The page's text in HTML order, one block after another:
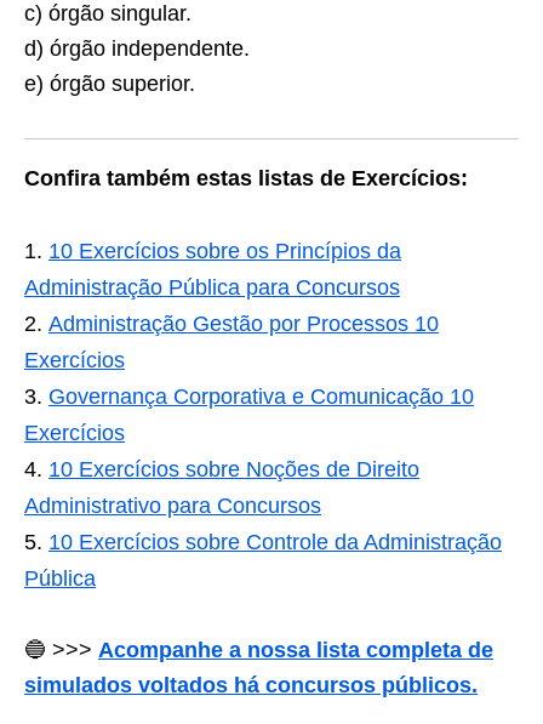
c) órgão singular.
d) órgão independente.
e) órgão superior.
Confira também estas listas de Exercícios:
10 Exercícios sobre os Princípios da
Administração Pública para Concursos
Administração Gestão por Processos 10
Exercícios
Governança Corporativa e Comunicação 10
Exercícios
10 Exercícios sobre Noções de Direito
Administrativo para Concursos
10 Exercícios sobre Controle da Administração
Pública
🔵 >>> Acompanhe a nossa lista completa de
simulados voltados há concursos públicos.